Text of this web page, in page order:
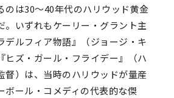
のは30〜40年代のハリウッド黄金
。いずれもケーリー・グラント主
デルフィア物語』（ジョージ・キ
ヒズ・ガール・フライデー』（ハ
督）は、当時のハリウッドが量産
ボール・コメディの代表的な傑